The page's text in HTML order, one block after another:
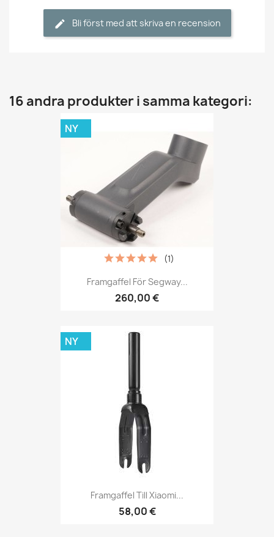
Bli först med att skriva en recension
16 andra produkter i samma kategori:
Framgaffel För Segway...
260,00 €
(1)
NY
Framgaffel Till Xiaomi...
58,00 €
NY